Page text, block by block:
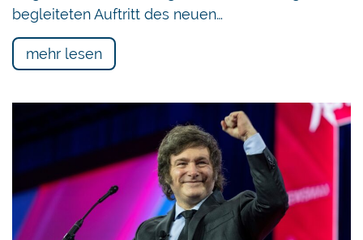
begleiteten Auftritt des neuen…
mehr lesen